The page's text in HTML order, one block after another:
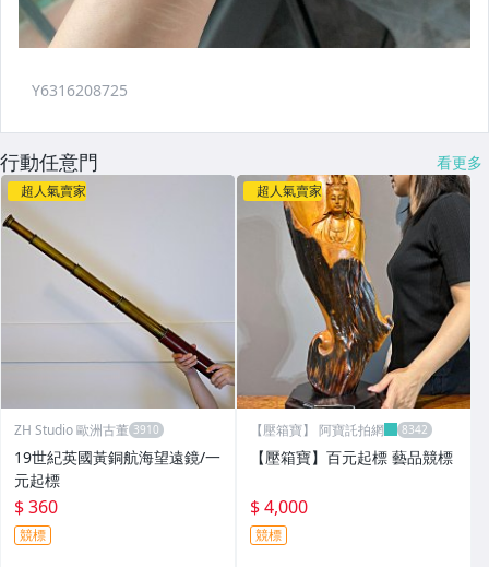
行動任意門 看更多
超人氣賣家
ZH Studio 歐洲古董
19世紀英國黃銅航海望遠鏡/一
元起標
$ 360
競標
超人氣賣家
【壓箱寶】 阿寶託拍網
【壓箱寶】百元起標 藝品競標
$ 4,000
競標